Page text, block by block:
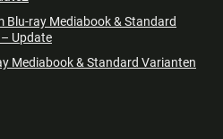
Blu-ray Mediabook & Standard
Update
Mediabook & Standard Varianten